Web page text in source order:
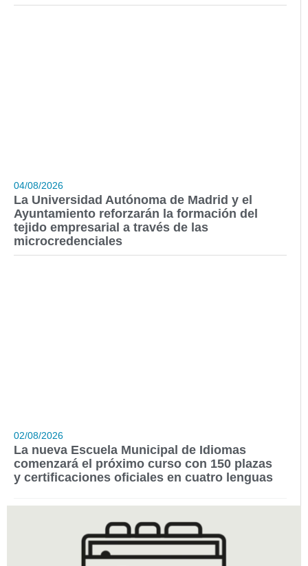
04/08/2026
La Universidad Autónoma de Madrid y el
Ayuntamiento reforzarán la formación del
tejido empresarial a través de las
microcredenciales
02/08/2026
La nueva Escuela Municipal de Idiomas
comenzará el próximo curso con 150 plazas
y certificaciones oficiales en cuatro lenguas